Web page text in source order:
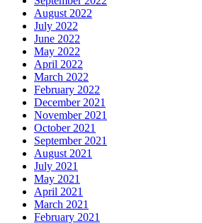
August 2022
July 2022
June 2022
May 2022
April 2022
March 2022
February 2022
December 2021
November 2021
October 2021
September 2021
August 2021
July 2021
May 2021
April 2021
March 2021
February 2021